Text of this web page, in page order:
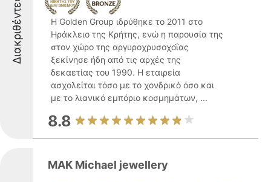
Διακριθέντες
Η Golden Group ιδρύθηκε το 2011 στο
Ηράκλειο της Κρήτης, ενώ η παρουσία της
στον χώρο της αργυροχρυσοχοΐας
ξεκίνησε ήδη από τις αρχές της
δεκαετίας του 1990. Η εταιρεία
ασχολείται τόσο με το χονδρικό όσο και
με το λιανικό εμπόριο κοσμημάτων, ...
8.8
MAK Michael jewellery